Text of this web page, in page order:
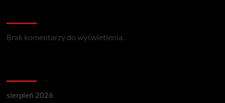
Brak komentarzy do wyświetlenia.
sierpień 2026